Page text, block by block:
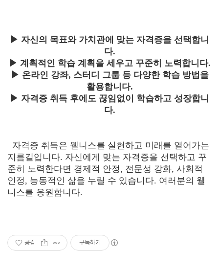
▶ 자신의 목표와 가치관에 맞는 자격증을 선택합니
다.
▶ 계획적인 학습 계획을 세우고 꾸준히 노력합니다.
▶ 온라인 강좌, 스터디 그룹 등 다양한 학습 방법을
활용합니다.
▶ 자격증 취득 후에도 끊임없이 학습하고 성장합니
다.
자격증 취득은 웰니스를 실현하고 미래를 열어가는
지름길입니다. 자신에게 맞는 자격증을 선택하고 꾸
준히 노력한다면 경제적 안정, 전문성 강화, 사회적
인정, 능동적인 삶을 누릴 수 있습니다. 여러분의 웰
니스를 응원합니다.
공감 구독하기